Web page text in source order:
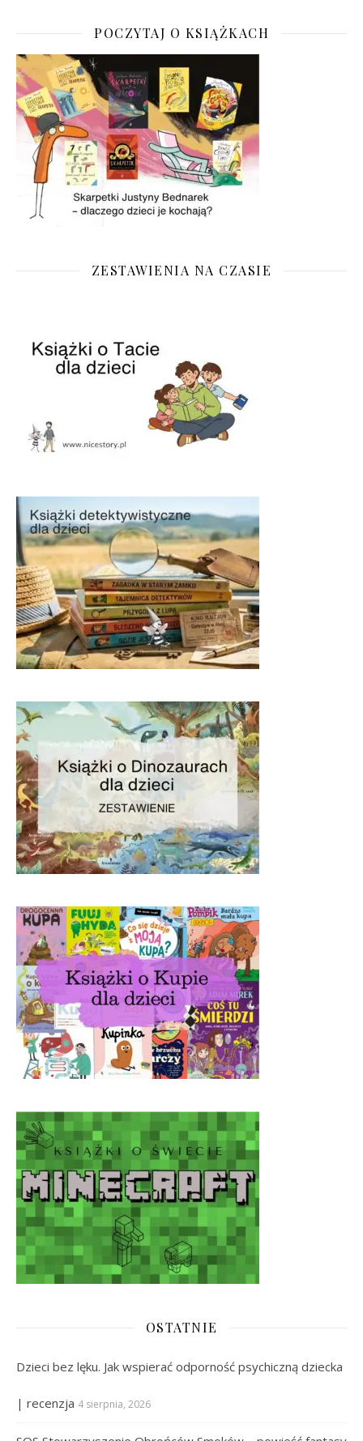
POCZYTAJ O KSIĄŻKACH
ZESTAWIENIA NA CZASIE
OSTATNIE
Dzieci bez lęku. Jak wspierać odporność psychiczną dziecka
| recenzja 4 sierpnia, 2026